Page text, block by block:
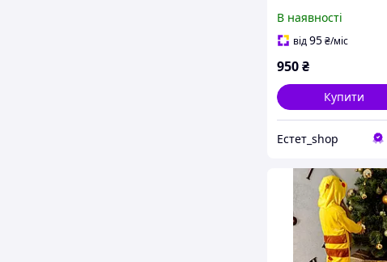
дорослих
В наявності
від95₴/міс
950₴
Купити
Естет_shop